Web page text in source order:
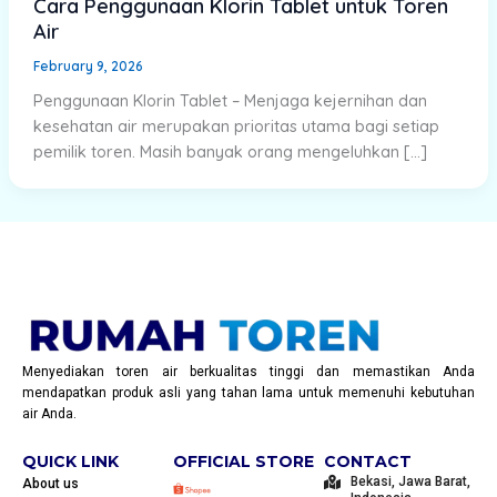
Cara Penggunaan Klorin Tablet untuk Toren
Air
February 9, 2026
Penggunaan Klorin Tablet – Menjaga kejernihan dan
kesehatan air merupakan prioritas utama bagi setiap
pemilik toren. Masih banyak orang mengeluhkan […]
Menyediakan toren air berkualitas tinggi dan memastikan Anda
mendapatkan produk asli yang tahan lama untuk memenuhi kebutuhan
air Anda.
QUICK LINK
About us
OFFICIAL STORE CONTACT
Bekasi, Jawa Barat,